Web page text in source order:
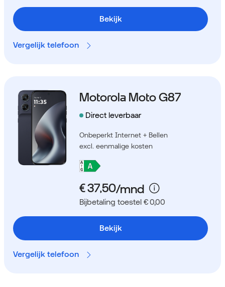
Bekijk
Vergelijk telefoon
Motorola Moto G87
Direct leverbaar
Onbeperkt Internet + Bellen
excl. eenmalige kosten
Bijbetaling toestel € 0,00
Bekijk
Vergelijk telefoon